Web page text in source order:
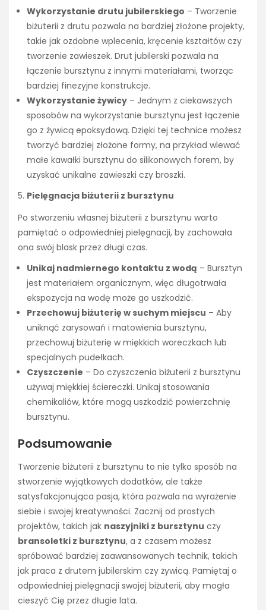
Wykorzystanie drutu jubilerskiego – Tworzenie
biżuterii z drutu pozwala na bardziej złożone projekty,
takie jak ozdobne wplecenia, kręcenie kształtów czy
tworzenie zawieszek. Drut jubilerski pozwala na
łączenie bursztynu z innymi materiałami, tworząc
bardziej finezyjne konstrukcje.
Wykorzystanie żywicy – Jednym z ciekawszych
sposobów na wykorzystanie bursztynu jest łączenie
go z żywicą epoksydową. Dzięki tej technice możesz
tworzyć bardziej złożone formy, na przykład wlewać
małe kawałki bursztynu do silikonowych forem, by
uzyskać unikalne zawieszki czy broszki.
Pielęgnacja biżuterii z bursztynu
Po stworzeniu własnej biżuterii z bursztynu warto
pamiętać o odpowiedniej pielęgnacji, by zachowała
ona swój blask przez długi czas.
Unikaj nadmiernego kontaktu z wodą – Bursztyn
jest materiałem organicznym, więc długotrwała
ekspozycja na wodę może go uszkodzić.
Przechowuj biżuterię w suchym miejscu – Aby
uniknąć zarysowań i matowienia bursztynu,
przechowuj biżuterię w miękkich woreczkach lub
specjalnych pudełkach.
Czyszczenie – Do czyszczenia biżuterii z bursztynu
używaj miękkiej ściereczki. Unikaj stosowania
chemikaliów, które mogą uszkodzić powierzchnię
bursztynu.
Podsumowanie
Tworzenie biżuterii z bursztynu to nie tylko sposób na
stworzenie wyjątkowych dodatków, ale także
satysfakcjonująca pasja, która pozwala na wyrażenie
siebie i swojej kreatywności. Zacznij od prostych
projektów, takich jak naszyjniki z bursztynu czy
bransoletki z bursztynu, a z czasem możesz
spróbować bardziej zaawansowanych technik, takich
jak praca z drutem jubilerskim czy żywicą. Pamiętaj o
odpowiedniej pielęgnacji swojej biżuterii, aby mogła
cieszyć Cię przez długie lata.